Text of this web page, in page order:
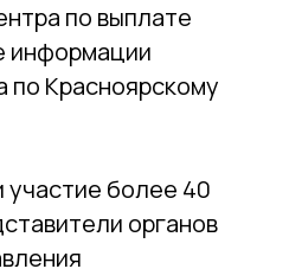
по выплате
информации
по Красноярскому
участие более 40
органов